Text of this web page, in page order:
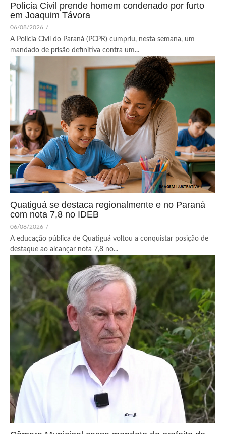
Polícia Civil prende homem condenado por furto
em Joaquim Távora
06/08/2026 /
A Polícia Civil do Paraná (PCPR) cumpriu, nesta semana, um
mandado de prisão definitiva contra um...
Quatiguá se destaca regionalmente e no Paraná
com nota 7,8 no IDEB
06/08/2026 /
A educação pública de Quatiguá voltou a conquistar posição de
destaque ao alcançar nota 7,8 no...